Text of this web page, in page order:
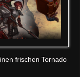
frischen Tornado